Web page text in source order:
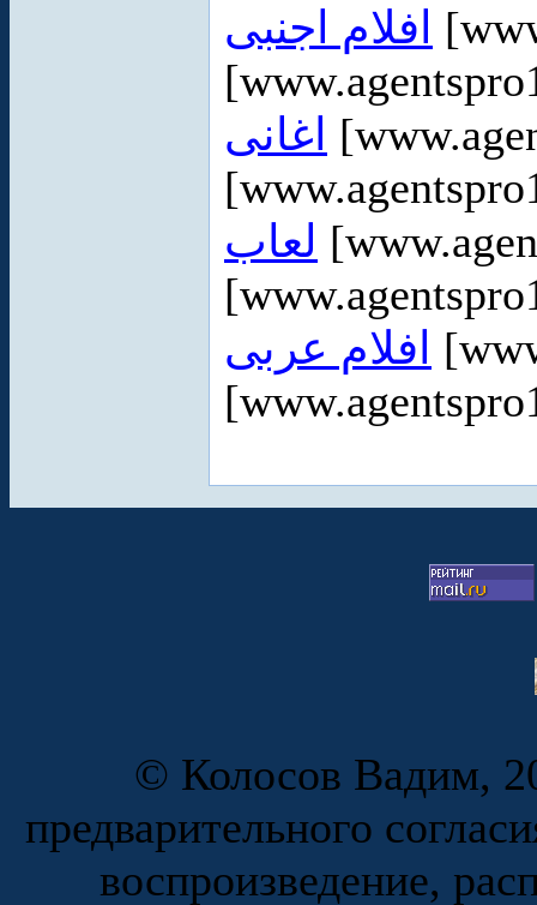
افلام اجنبى
اغانى
لعاب
افلام عربى
© Колосов Вадим,
предварительного
воспроизведение,